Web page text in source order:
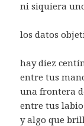
ni siquiera
los datos
hay diez
entre tus
una frontera
entre tus
y algo que